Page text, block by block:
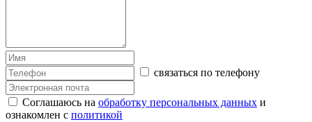
связаться по телефону
Соглашаюсь на обработку персональных данных и
ознакомлен с политикой